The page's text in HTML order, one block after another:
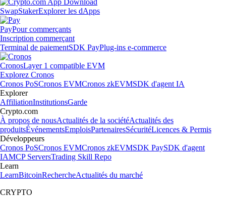
SwapStakerExplorer les dApps
PayPour commerçants
Inscription commerçant
Terminal de paiementSDK PayPlug-ins e-commerce
CronosLayer 1 compatible EVM
Explorez Cronos
Cronos PoSCronos EVMCronos zkEVMSDK d'agent IA
Explorer
AffiliationInstitutionsGarde
Crypto.com
À propos de nousActualités de la sociétéActualités des
produitsÉvénementsEmploisPartenairesSécuritéLicences & Permis
Développeurs
Cronos PoSCronos EVMCronos zkEVMSDK PaySDK d'agent
IAMCP ServersTrading Skill Repo
Learn
LearnBitcoinRechercheActualités du marché
CRYPTO